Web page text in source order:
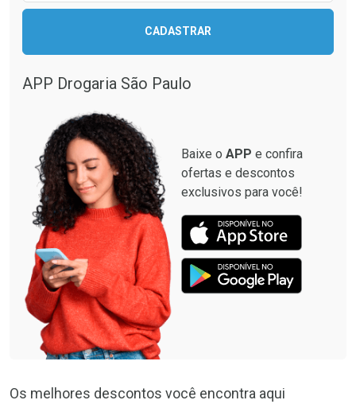
CADASTRAR
APP Drogaria São Paulo
Baixe o APP e confira
ofertas e descontos
exclusivos para você!
Os melhores descontos você encontra aqui